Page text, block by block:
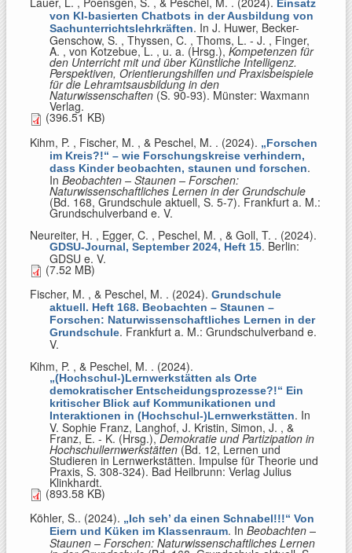
Einsatz
von KI-basierten Chatbots in der Ausbildung von
Sachunterrichtslehrkräften. In J. Huwer, Becker-
Genschow, S. , Thyssen, C. , Thoms, L. - J. , Finger,
A. , von Kotzebue, L. , u. a. (Hrsg.), Kompetenzen für
den Unterricht mit und über Künstliche Intelligenz.
Perspektiven, Orientierungshilfen und Praxisbeispiele
für die Lehramtsausbildung in den
Naturwissenschaften (S. 90-93). Münster: Waxmann
Verlag.
(396.51 KB)
Kihm, P. , Fischer, M. , & Peschel, M. . (2024). „Forschen
im Kreis?!“ – wie Forschungskreise verhindern,
dass Kinder beobachten, staunen und forschen.
In Beobachten – Staunen – Forschen:
Naturwissenschaftliches Lernen in der Grundschule
(Bd. 168, Grundschule aktuell, S. 5-7). Frankfurt a. M.:
Grundschulverband e. V.
Neureiter, H. , Egger, C. , Peschel, M. , & Goll, T. . (2024).
GDSU-Journal, September 2024, Heft 15. Berlin:
GDSU e. V.
(7.52 MB)
Fischer, M. , & Peschel, M. . (2024). Grundschule
aktuell. Heft 168. Beobachten – Staunen –
Forschen: Naturwissenschaftliches Lernen in der
Grundschule. Frankfurt a. M.: Grundschulverband e.
V.
Kihm, P. , & Peschel, M. . (2024).
„(Hochschul-)Lernwerkstätten als Orte
demokratischer Entscheidungsprozesse?!“ Ein
kritischer Blick auf Kommunikationen und
Interaktionen in (Hochschul-)Lernwerkstätten. In
V. Sophie Franz, Langhof, J. Kristin, Simon, J. , &
Franz, E. - K. (Hrsg.),Demokratie und Partizipation in
Hochschullernwerkstätten (Bd. 12, Lernen und
Studieren in Lernwerkstätten. Impulse für Theorie und
Praxis, S. 308-324). Bad Heilbrunn: Verlag Julius
Klinkhardt.
(893.58 KB)
Köhler, S.. (2024). „Ich seh’ da einen Schnabel!!!“ Von
Eiern und Küken im Klassenraum. In Beobachten –
Staunen – Forschen: Naturwissenschaftliches Lernen